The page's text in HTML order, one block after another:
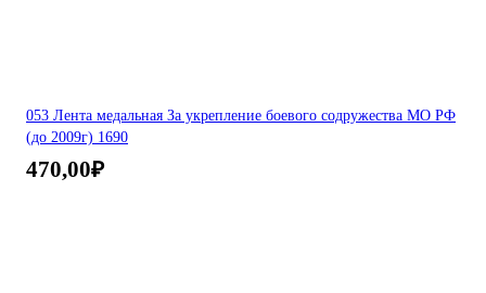
053 Лента медальная За укрепление боевого содружества МО РФ
(до 2009г) 1690
470,00₽